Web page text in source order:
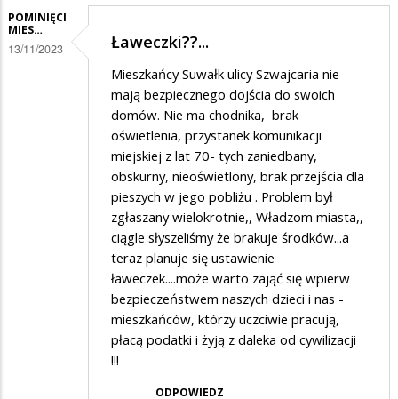
się
pytanie.....
POMINIĘCI
MIES…
13/11/2023 Ławeczki??...
Mieszkańcy Suwałk ulicy Szwajcaria nie
mają bezpiecznego dojścia do swoich
domów. Nie ma chodnika, brak
oświetlenia, przystanek komunikacji
miejskiej z lat 70- tych zaniedbany,
obskurny, nieoświetlony, brak przejścia dla
pieszych w jego pobliżu . Problem był
zgłaszany wielokrotnie,, Władzom miasta,,
ciągle słyszeliśmy że brakuje środków...a
teraz planuje się ustawienie
ławeczek....może warto zająć się wpierw
bezpieczeństwem naszych dzieci i nas -
mieszkańców, którzy uczciwie pracują,
płacą podatki i żyją z daleka od cywilizacji
!!!
ODPOWIEDZ